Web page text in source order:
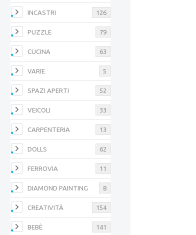
INCASTRI 126
PUZZLE 79
CUCINA 63
VARIE 5
SPAZI APERTI 52
VEICOLI 33
CARPENTERIA 13
DOLLS 62
FERROVIA 11
DIAMOND PAINTING 8
CREATIVITÀ 154
BEBÈ 141